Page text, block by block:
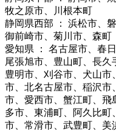
牧之原市、川根本町
静岡県西部 ： 浜松市、
御前崎市、菊川市、森町
愛知県 ： 名古屋市、春
尾張旭市、豊山町、長久
豊明市、刈谷市、犬山市
市、北名古屋市、稲沢市
市、愛西市、蟹江町、飛
多市、東浦町、阿久比町
市、常滑市、武豊町、美